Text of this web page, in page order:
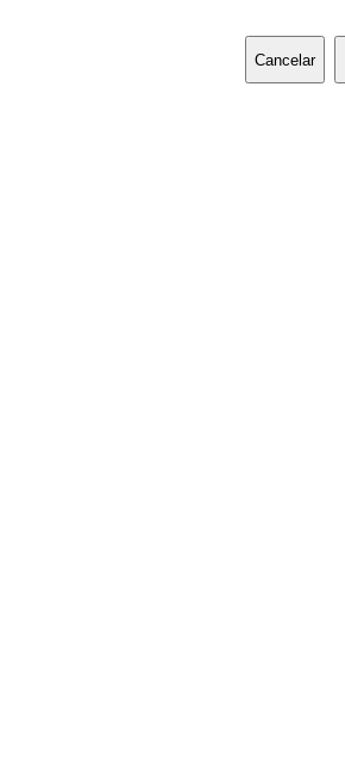
Cancelar